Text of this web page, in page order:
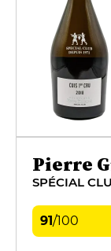
Pierre
SPÉCIAL
91/100